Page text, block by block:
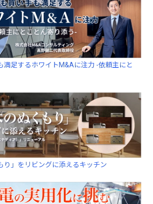
満足するホワイトM&Aに注力 -依頼主にと
り」をリビングに添えるキッチン